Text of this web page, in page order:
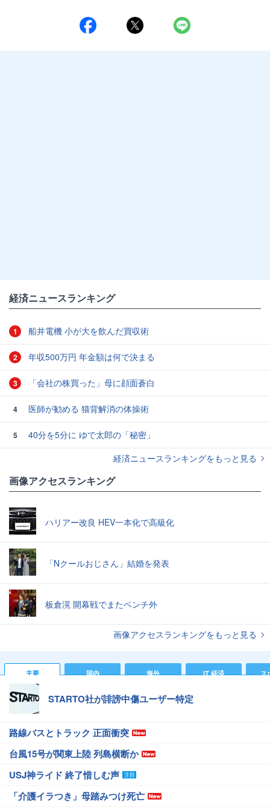
経済ニュースランキング
1 船井電機 小が大を飲んだ買収術
2 年収500万円 年金額は何で決まる
3 「会社の株買った」母に顔面蒼白
4 医師が勧める 猫背解消の体操術
5
40分を5分に ゆで太郎の「秘密」
経済ニュースランキングをもっと見る
画像アクセスランキング
ハリアー改良 HEV一本化で高級化
「Nクールおじさん」結婚を発表
板倉滉 開幕戦でまたベンチ外
画像アクセスランキングをもっと見る
主要 国内 海外 IT 経済 ス
STARTO社が誹謗中傷ユーザー特定
路線バスとトラック 正面衝突
台風15号が関東上陸 列島横断か
USJ神ライド 終了惜しむ声
「介護イラつき」母踏みつけ死亡